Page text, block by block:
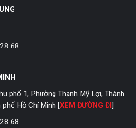
68
phố 1, Phường Thạnh Mỹ Lợi, Thành
phố Hồ Chí Minh [XEM ĐƯỜNG ĐI]
68